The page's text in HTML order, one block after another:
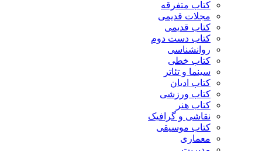
کتاب متفرقه
مجلات قدیمی
کتاب قدیمی
کتاب دست دوم
روانشناسی
کتاب خطی
سینما و تئاتر
کتاب ادیان
کتاب ورزشی
کتاب هنر
نقاشی و گرافیک
کتاب موسیقی
معماری